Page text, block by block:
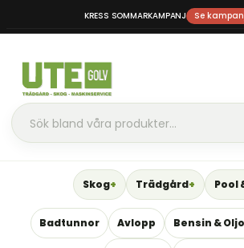
KRESS SOMMARKAMPANJ Se
Skog Trädgård Pool
Badtunnor Avlopp Bensin &